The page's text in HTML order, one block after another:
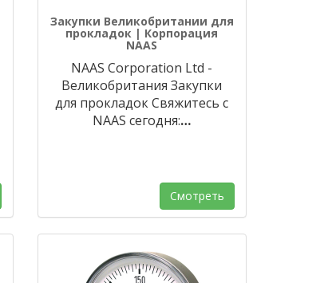
Закупки Великобритании для
прокладок | Корпорация
NAAS
NAAS Corporation Ltd -
Великобритания Закупки
для прокладок Свяжитесь с
NAAS сегодня:…
Смотреть